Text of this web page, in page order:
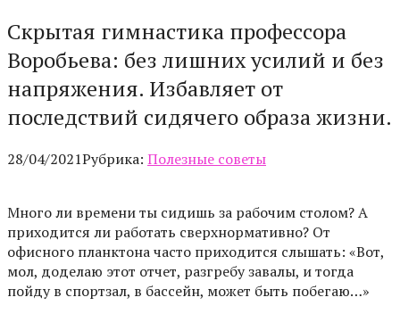
Скрытая гимнастика профессора
Воробьева: без лишних усилий и без
напряжения. Избавляет от
последствий сидячего образа жизни.
28/04/2021Рубрика: Полезные советы
Много ли времени ты сидишь за рабочим столом? А
приходится ли работать сверхнормативно? От
офисного планктона часто приходится слышать: «Вот,
мол, доделаю этот отчет, разгребу завалы, и тогда
пойду в спортзал, в бассейн, может быть побегаю…»